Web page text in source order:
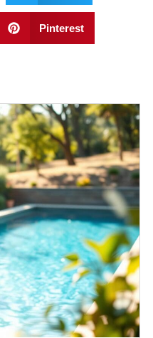
Pinterest